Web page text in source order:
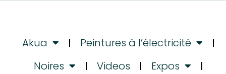
Akua
Peintures à l’électricité
Noires
Videos
Expos